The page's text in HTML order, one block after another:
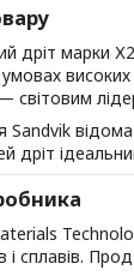
дріт марки
Sandvik
дріт
і сплавів.